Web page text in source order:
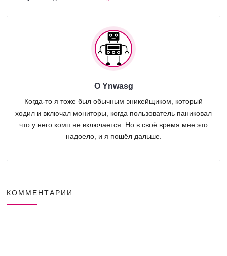
О Ynwasg
Когда-то я тоже был обычным эникейщиком, который
ходил и включал мониторы, когда пользователь паниковал
что у него комп не включается. Но в своё время мне это
надоело, и я пошёл дальше.
КОММЕНТАРИИ